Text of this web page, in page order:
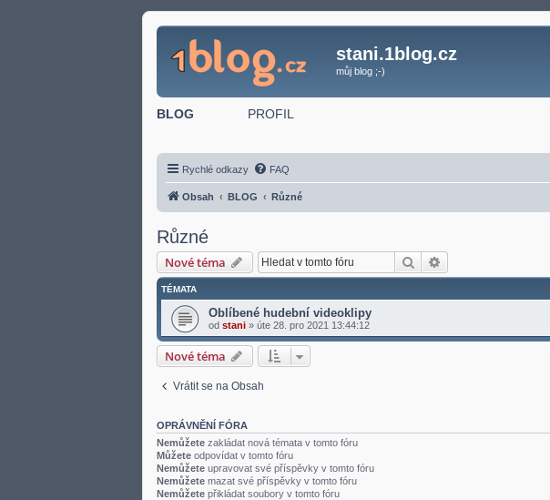
stani.1blog.cz
můj blog ;-)
BLOG PROFIL
Rychlé odkazy FAQ
Obsah BLOG Různé
Různé
Nové téma Hledat
TÉMATA
Oblíbené hudební videoklipy
od stani » úte 28. pro 2021 13:44:12
Nové téma
Vrátit se na Obsah
OPRÁVNĚNÍ FÓRA
Nemůžete zakládat nová témata v tomto fóru
Můžete odpovídat v tomto fóru
Nemůžete upravovat své příspěvky v tomto fóru
Nemůžete mazat své příspěvky v tomto fóru
Nemůžete přikládat soubory v tomto fóru